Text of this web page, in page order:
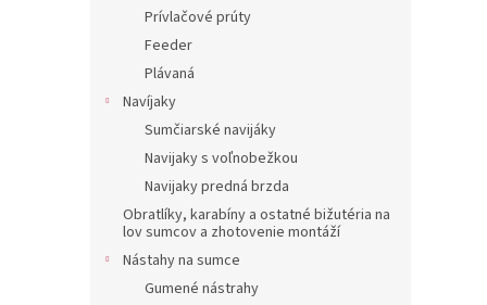
Prívlačové prúty
Feeder
Plávaná
Navíjaky
Sumčiarské navijáky
Navijaky s voľnobežkou
Navijaky predná brzda
Obratlíky, karabíny a ostatné bižutéria na
lov sumcov a zhotovenie montáží
Nástahy na sumce
Gumené nástrahy